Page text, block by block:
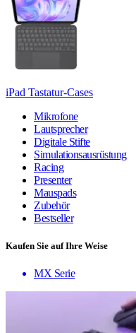
iPad Tastatur-Cases
Mikrofone
Lautsprecher
Digitale Stifte
Simulationsausrüstung
Racing
Presenter
Mauspads
Zubehör
Bestseller
Kaufen Sie auf Ihre Weise
MX Serie